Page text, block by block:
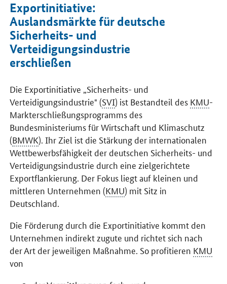
Exportinitiative:
Auslandsmärkte für deutsche
Sicherheits- und
Verteidigungsindustrie
erschließen
Die Exportinitiative „Sicherheits- und
Verteidigungsindustrie" (SVI) ist Bestandteil des KMU-
Markterschließungsprogramms des
Bundesministeriums für Wirtschaft und Klimaschutz
(BMWK). Ihr Ziel ist die Stärkung der internationalen
Wettbewerbsfähigkeit der deutschen Sicherheits- und
Verteidigungsindustrie durch eine zielgerichtete
Exportflankierung. Der Fokus liegt auf kleinen und
mittleren Unternehmen (KMU) mit Sitz in
Deutschland.
Die Förderung durch die Exportinitiative kommt den
Unternehmen indirekt zugute und richtet sich nach
der Art der jeweiligen Maßnahme. So profitieren KMU
von